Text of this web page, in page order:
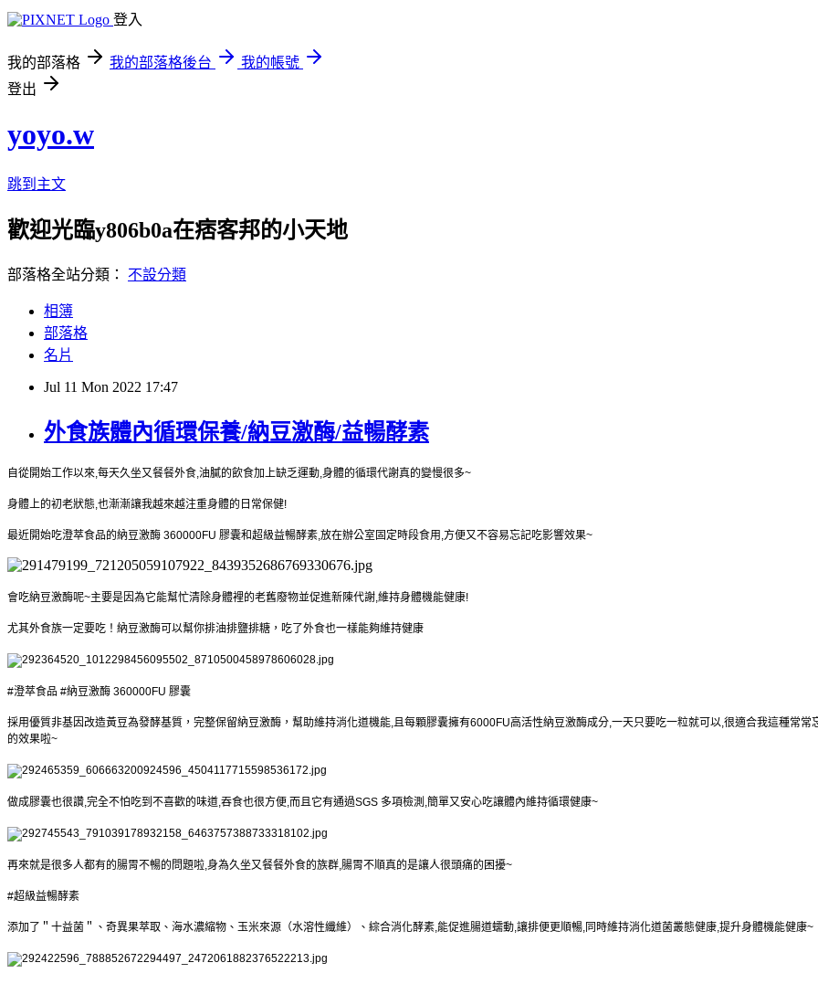
登入
我的部落格 我的部落格後台
我的帳號
登出
yoyo.w
跳到主文
歡迎光臨y806b0a在痞客邦的小天地
部落格全站分類： 不設分類
相簿
部落格
名片
Jul 11 Mon 2022 17:47
外食族體內循環保養/納豆激酶/益暢酵素
自從開始工作以來,每天久坐又餐餐外食,油膩的飲食加上缺乏運動,身體的循環代謝真的變慢很多~
身體上的初老狀態,也漸漸讓我越來越注重身體的日常保健!
最近開始吃澄萃食品的納豆激酶 360000FU 膠囊和超級益暢酵素,放在辦公室固定時段食用,方便又不容易忘記吃影響效果~
會吃納豆激酶呢~主要是因為它能幫忙清除身體裡的老舊廢物並促進新陳代謝,維持身體機能健康!
尤其外食族一定要吃！納豆激酶可以幫你排油排鹽排糖，吃了外食也一樣能夠維持健康
#澄萃食品 #納豆激酶 360000FU 膠囊
採用優質非基因改造黃豆為發酵基質，完整保留納豆激酶，幫助維持消化道機能,且 每顆膠囊擁有6000FU高活性納豆激酶成分,一天只要吃一粒就可以,很適合我這種常
的效果啦~
做成膠囊也很讚,完全不怕吃到不喜歡的味道,吞食也很方便,而且它有通過SGS 多項檢測,簡單又安心吃讓體內維持循環健康~
再來就是很多人都有的腸胃不暢的問題啦,身為久坐又餐餐外食的族群,腸胃不順真的是讓人很頭痛的困擾~
#超級益暢酵素
添加了＂十益菌＂、奇異果萃取、海水濃縮物、玉米來源（水溶性纖維）、綜合消化酵素,能促進腸道蠕動,讓排便更順暢,同時維持消化道菌叢態健康,提升身體機能健康~